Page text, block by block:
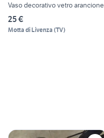
Vaso decorativo vetro arancione
25 €
Motta di Livenza (TV)